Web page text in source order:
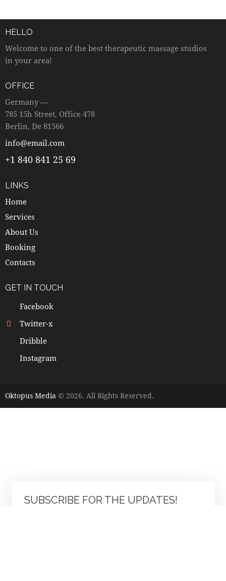
HELLO
Welcome to one of the best therapeutic massage studios
in your area!
OFFICE
Germany —
785 15h Street, Office 478
Berlin, De 81566
info@email.com
+1 840 841 25 69
LINKS
Home
Services
About Us
Booking
Contacts
GET IN TOUCH
Facebook
Twitter-x
Dribble
Instagram
Oktopus Media © 2026. All Rights Reserved.
SUBSCRIBE FOR THE UPDATES!